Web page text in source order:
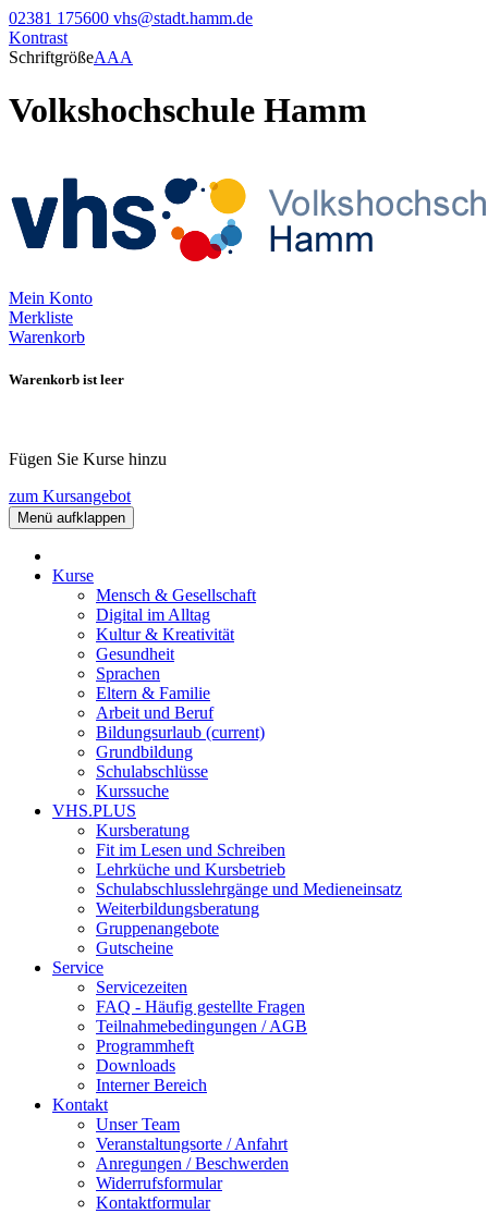
02381 175600 vhs@stadt.hamm.de
Kontrast
SchriftgrößeAAA
Volkshochschule Hamm
Mein Konto
Merkliste
Warenkorb
Warenkorb ist leer
Fügen Sie Kurse hinzu
zum Kursangebot
Menü aufklappen
Kurse
Mensch & Gesellschaft
Digital im Alltag
Kultur & Kreativität
Gesundheit
Sprachen
Eltern & Familie
Arbeit und Beruf
Bildungsurlaub (current)
Grundbildung
Schulabschlüsse
Kurssuche
VHS.PLUS
Kursberatung
Fit im Lesen und Schreiben
Lehrküche und Kursbetrieb
Schulabschlusslehrgänge und Medieneinsatz
Weiterbildungsberatung
Gruppenangebote
Gutscheine
Service
Servicezeiten
FAQ - Häufig gestellte Fragen
Teilnahmebedingungen / AGB
Programmheft
Downloads
Interner Bereich
Kontakt
Unser Team
Veranstaltungsorte / Anfahrt
Anregungen / Beschwerden
Widerrufsformular
Kontaktformular